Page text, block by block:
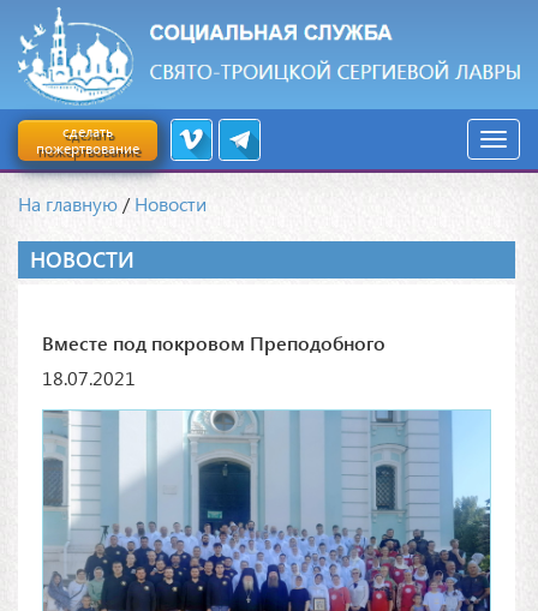
сделать
пожертвование
На главную /Новости
НОВОСТИ
Вместе под покровом Преподобного
18.07.2021